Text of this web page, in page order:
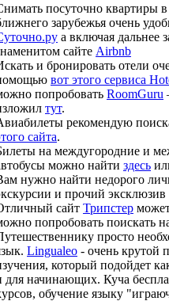
посуточно квартиры
зарубежья очень
а включая дальнее
сайте Airbnb
и бронировать отели
вот этого сервиса
попробовать RoomGuru
тут.
рекомендую
сайта.
на междугородние и
можно найти здесь
нужно найти недорого
и прочий эксклюзив
сайт Трипстер
попробовать поискать
просто
Lingualeo - очень крутой
который подойдет
для начинающих. Куча
обучение языку